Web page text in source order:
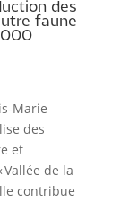
des
faune
Marie
des
et
de la
contribue